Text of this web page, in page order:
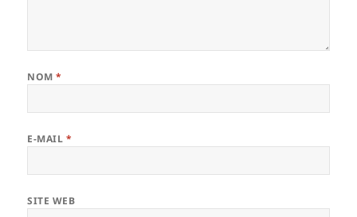
NOM*
E-MAIL *
SITE WEB